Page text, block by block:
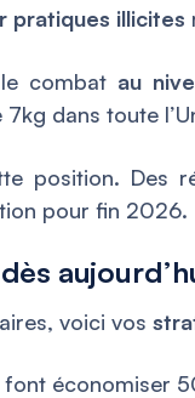
pratiques illicites
combat au
dans toute
position. Des
pour fin 2026.
voici vos
font économiser